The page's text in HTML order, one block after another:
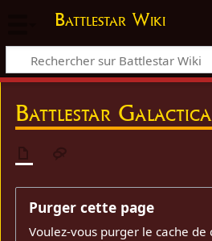
Battlestar Wiki
Battlestar Galactica
Purger cette page
Voulez-vous purger le cache de